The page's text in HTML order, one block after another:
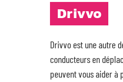
Drivvo
Drivvo est une autre
conducteurs en
peuvent vous aider à